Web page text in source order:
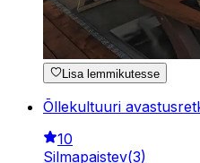
Lisa lemmikutesse
Õllekultuuri
10
Silmapaistev(3)